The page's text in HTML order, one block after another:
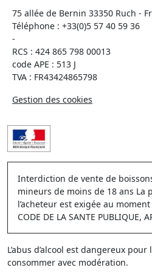
75 allée de Bernin 33350 Ruch -
Téléphone : +33(0)5 57 40 59 36
-
RCS : 424 865 798 00013
code APE : 513 J
TVA : FR43424865798
Gestion des cookies
Interdiction de vente de
mineurs de moins de 18 ans La
l’acheteur est exigée au
CODE DE LA SANTE PUBLIQUE,
L’abus d’alcool est dangereux pour
consommer avec modération.